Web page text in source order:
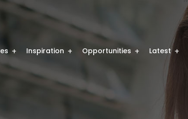
Inspiration Opportunities Latest